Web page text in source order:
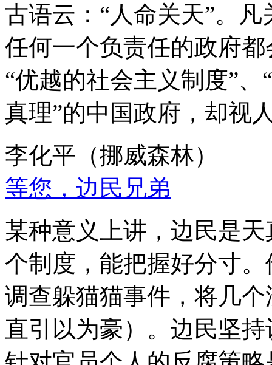
古语云：“人命关天”。
任何一个负责任的政府
“优越的社会主义制度”
真理”的中国政府，却视
李化平（挪威森林）
等您，边民兄弟
某种意义上讲，边民是
个制度，能把握好分寸
调查躲猫猫事件，将几
直引以为豪）。边民坚